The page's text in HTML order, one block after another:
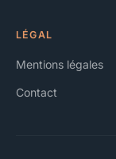
LÉGAL
Mentions légales
Contact